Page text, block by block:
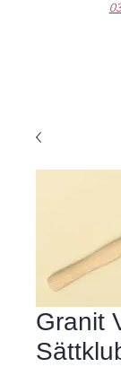
Granit